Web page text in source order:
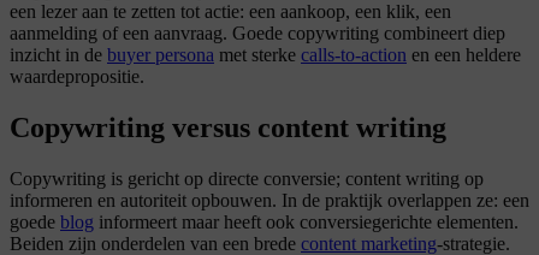
een lezer aan te zetten tot actie: een aankoop, een klik, een
aanmelding of een aanvraag. Goede copywriting combineert diep
inzicht in de buyer persona met sterke calls-to-action en een heldere
waardepropositie.
Copywriting versus content writing
Copywriting is gericht op directe conversie; content writing op
informeren en autoriteit opbouwen. In de praktijk overlappen ze: een
goede blog informeert maar heeft ook conversiegerichte elementen.
Beiden zijn onderdelen van een brede content marketing-strategie.